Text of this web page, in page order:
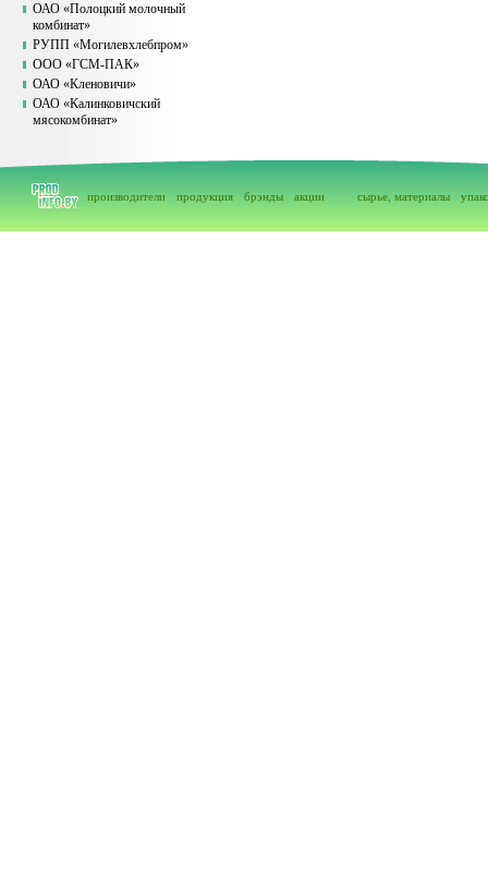
ОАО «Полоцкий молочный
комбинат»
РУПП «Могилевхлебпром»
ООО «ГСМ-ПАК»
ОАО «Кленовичи»
ОАО «Калинковичский
мясокомбинат»
производители продукция брэнды акции сырье, материалы